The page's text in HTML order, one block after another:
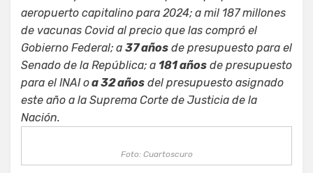
aeropuerto capitalino para 2024; a mil 187 millones
de vacunas Covid al precio que las compró el
Gobierno Federal; a 37 años de presupuesto para el
Senado de la República; a 181 años de presupuesto
para el INAI oa 32 años del presupuesto asignado
este año a la Suprema Corte de Justicia de la
Nación.
Foto: Cuartoscuro